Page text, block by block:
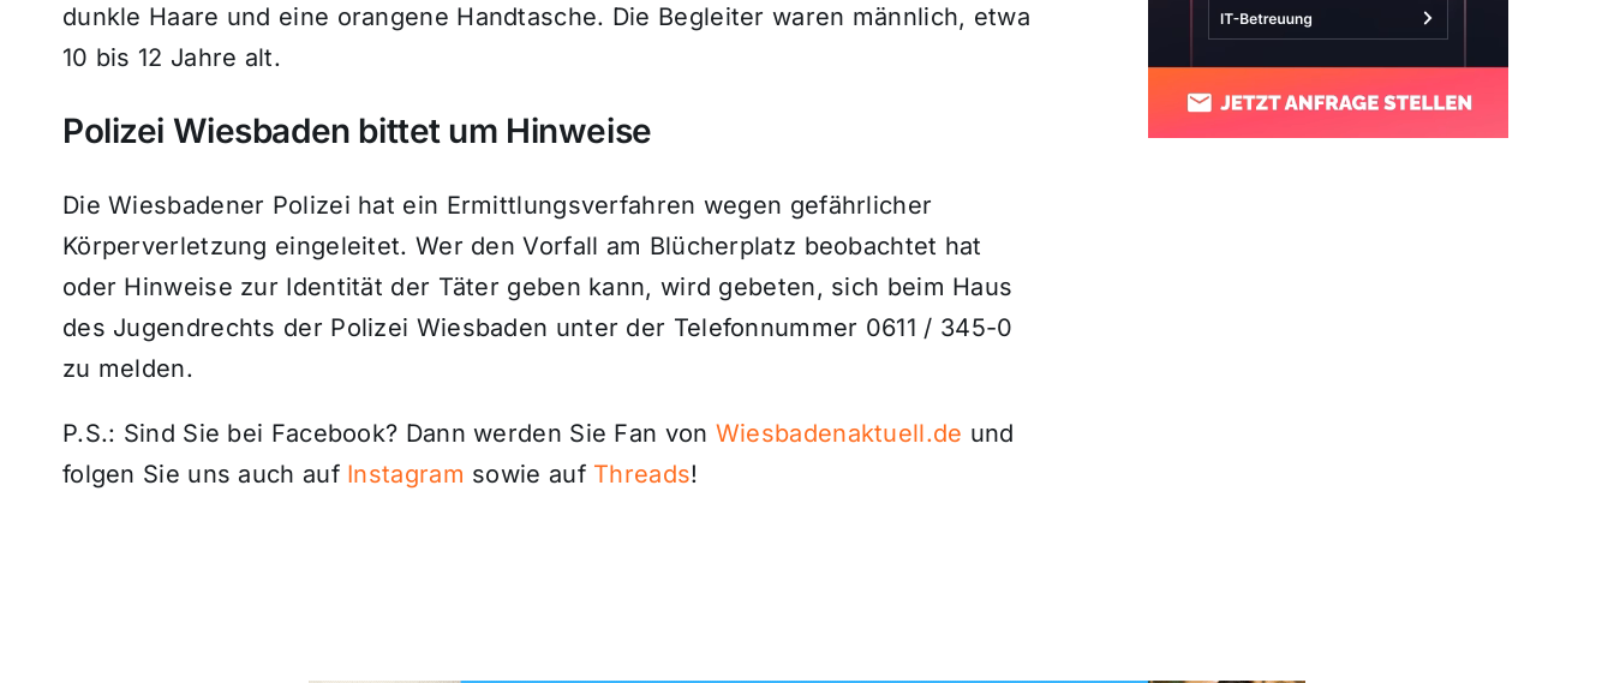
dunkle Haare und eine orangene Handtasche. Die Begleiter waren männlich, etwa
10 bis 12 Jahre alt.
Polizei Wiesbaden bittet um Hinweise
Die Wiesbadener Polizei hat ein Ermittlungsverfahren wegen gefährlicher
Körperverletzung eingeleitet. Wer den Vorfall am Blücherplatz beobachtet hat
oder Hinweise zur Identität der Täter geben kann, wird gebeten, sich beim Haus
des Jugendrechts der Polizei Wiesbaden unter der Telefonnummer 0611 / 345-0
zu melden.
P.S.: Sind Sie bei Facebook? Dann werden Sie Fan von Wiesbadenaktuell.de und
folgen Sie uns auch auf Instagram sowie auf Threads!